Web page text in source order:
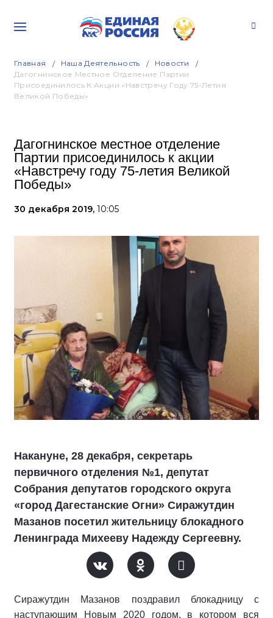
Главная Наша Деятельность
Новости
Дагогнинское Местное Отделение Партии
Присоединилось К Акции «Навстречу Году 75-Летия
Великой Победы»
Дагогнинское местное отделение
Партии присоединилось к акции
«Навстречу году 75-летия Великой
Победы»
30 декабря 2019, 10:05
Накануне, 28 декабря, секретарь
первичного отделения №1, депутат
Собрания депутатов городского округа
«город Дагестанские Огни» Сиражутдин
Мазанов посетил жительницу блокадного
Ленинграда Михееву Надежду Сергеевну.
Сиражутдин Мазанов поздравил блокадницу с
наступающим Новым 2020 годом, в котором вся